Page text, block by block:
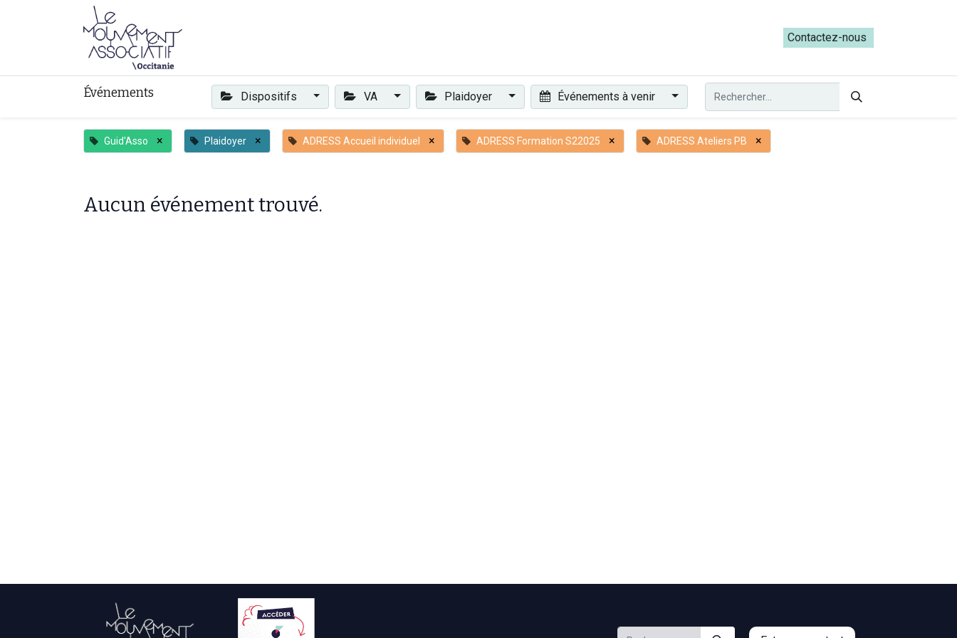
Les ateliers du Parcours ADRESS [mai-juin 2026]
Contactez-nous​​
Événements Dispositifs VA Plaidoyer Événements à venir
Guid'Asso × Plaidoyer × ADRESS Accueil individuel × ADRESS Formation S22025 × ADRESS Ateliers PB ×
Aucun événement trouvé.